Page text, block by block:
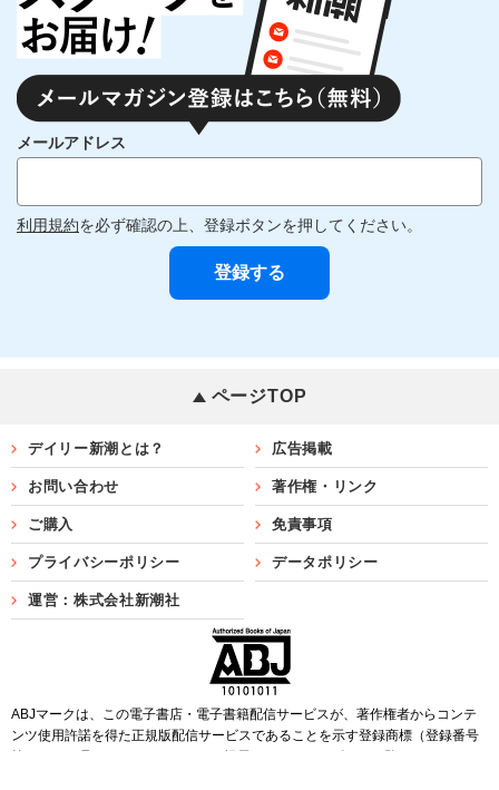
メールアドレス
利用規約を必ず確認の上、登録ボタンを押してください。
ページTOP
デイリー新潮とは？ 広告掲載
お問い合わせ 著作権・リンク
ご購入 免責事項
プライバシーポリシー データポリシー
運営：株式会社新潮社
ABJマークは、この電子書店・電子書籍配信サービスが、著作権者からコンテ
ンツ使用許諾を得た正規版配信サービスであることを示す登録商標（登録番号
第6091713号）です。ABJマークを掲示しているサービスの一覧は